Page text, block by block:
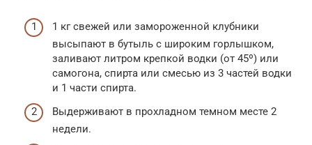
1 кг свежей или замороженной клубники
высыпают в бутыль с широким горлышком,
заливают литром крепкой водки (от 45º) или
самогона, спирта или смесью из 3 частей водки
и 1 части спирта.
Выдерживают в прохладном темном месте 2
недели.